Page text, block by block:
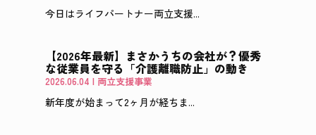
今日はライフパートナー両立支援...
【2026年最新】まさかうちの会社が？優秀
な従業員を守る「介護離職防止」の動き
2026.06.04 | 両立支援事業
新年度が始まって2ヶ月が経ちま...